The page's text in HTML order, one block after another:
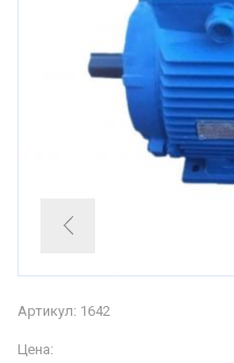
Артикул: 1642
Цена: